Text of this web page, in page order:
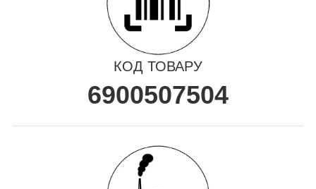
КОД ТОВАРУ
6900507504